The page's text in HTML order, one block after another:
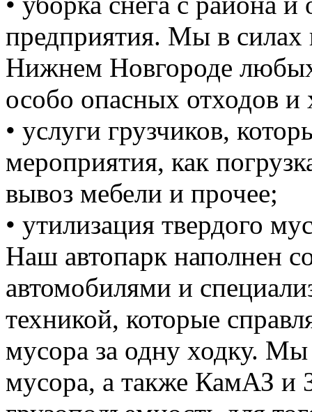
предприятия. Мы в силах
Нижнем Новгороде
особо опасных отходов и
• услуги грузчиков,
мероприятия, как
вывоз мебели и прочее;
• утилизация твердого
Наш автопарк наполнен
автомобилями и
техникой, которые
мусора за одну ходку. Мы
мусора, а также КамАЗ